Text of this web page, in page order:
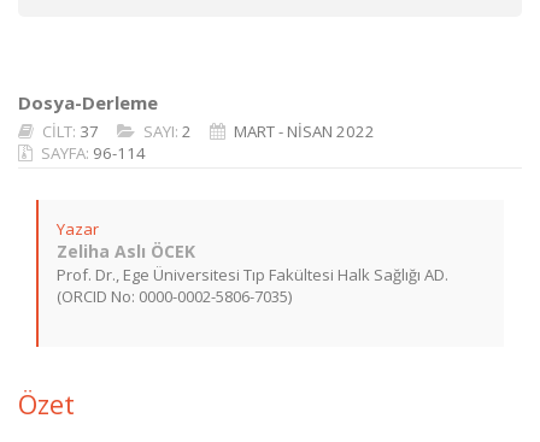
Dosya-Derleme
CİLT: 37 SAYI: 2
MART - NİSAN 2022
SAYFA: 96-114
Yazar
Zeliha Aslı ÖCEK
Prof. Dr., Ege Üniversitesi Tıp Fakültesi Halk Sağlığı AD.
(ORCID No: 0000-0002-5806-7035)
Özet